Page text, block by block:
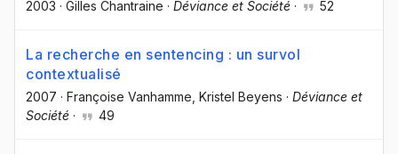
2003 · Gilles Chantraine · Déviance et Société · 52
La recherche en sentencing : un survol
contextualisé
2007 · Françoise Vanhamme , Kristel Beyens · Déviance et
Société · 49